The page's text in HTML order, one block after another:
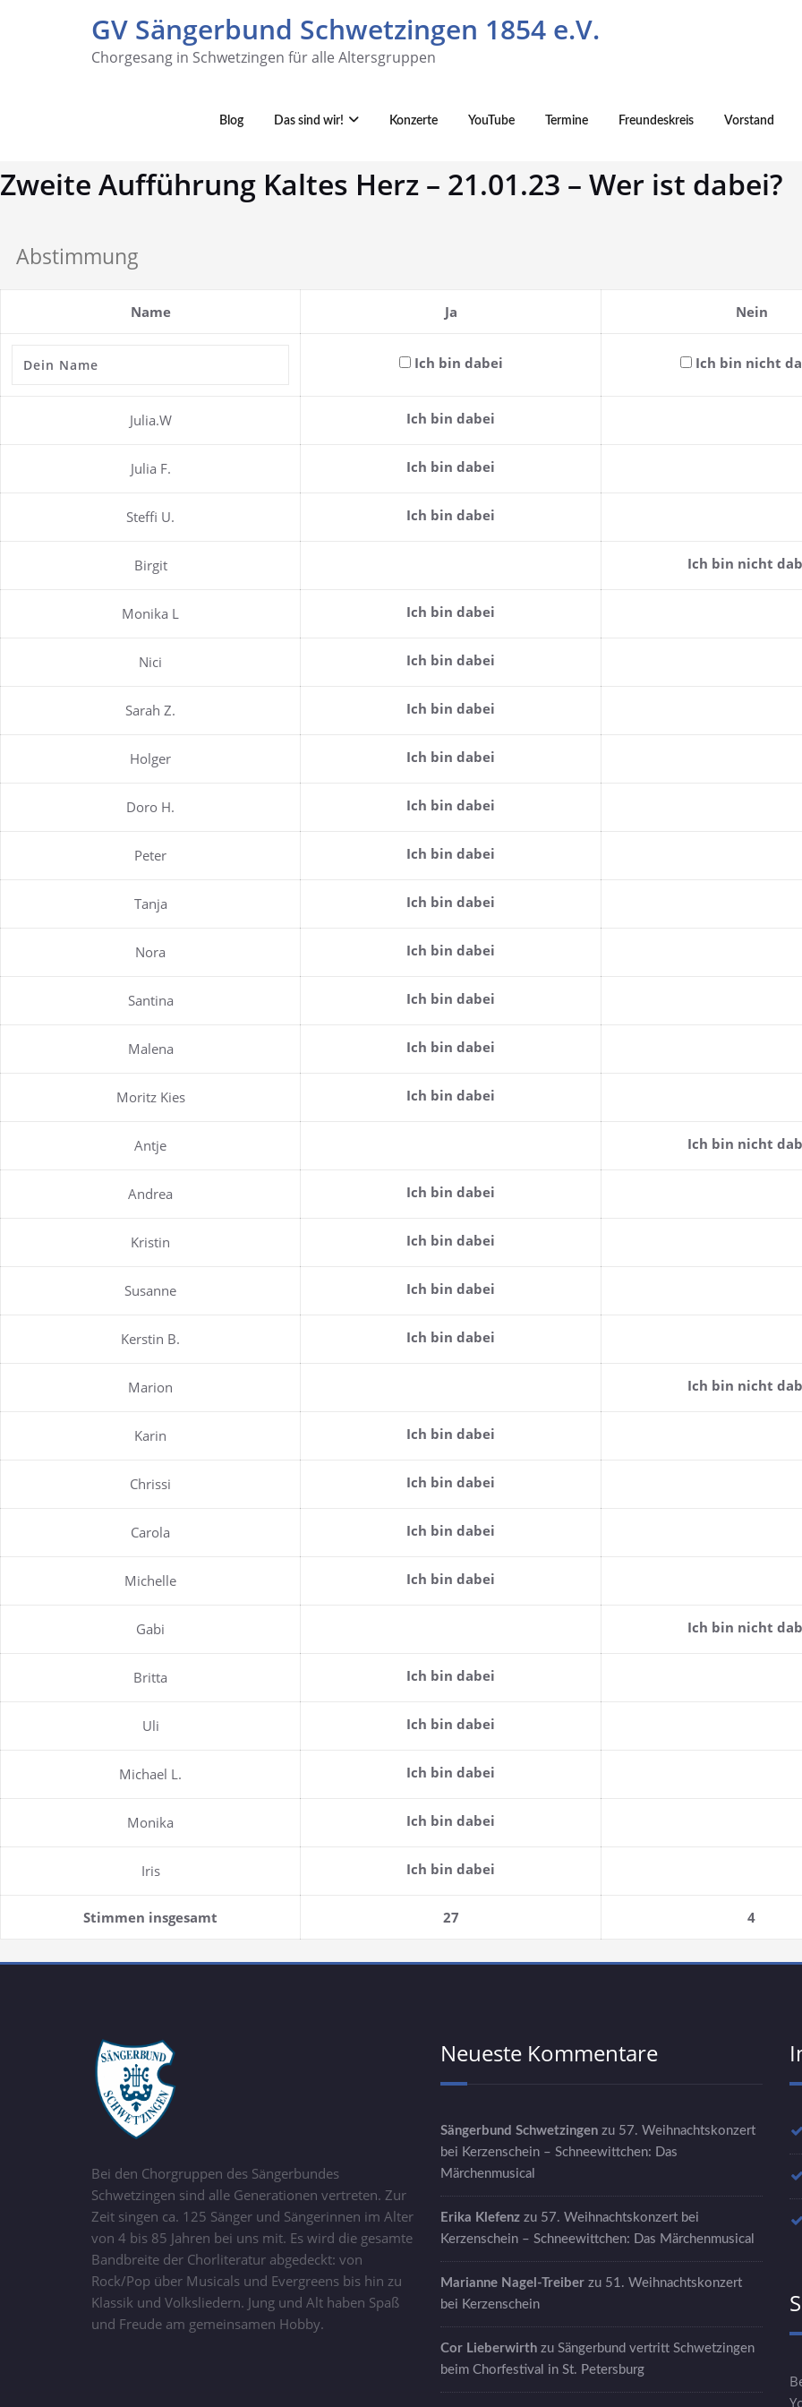
GV Sängerbund Schwetzingen 1854 e.V.
Chorgesang in Schwetzingen für alle Altersgruppen
Blog Das sind wir! Konzerte YouTube Termine Freundeskreis Vorstand
Zweite Aufführung Kaltes Herz – 21.01.23 – Wer ist dabei?
Abstimmung
Name Ja Nein
Ich bin dabei Ich bin nicht
Julia.W Ich bin dabei
Julia F. Ich bin dabei
Steffi U. Ich bin dabei
Birgit Ich bin nicht
Monika L Ich bin dabei
Nici Ich bin dabei
Sarah Z. Ich bin dabei
Holger Ich bin dabei
Doro H. Ich bin dabei
Peter Ich bin dabei
Tanja Ich bin dabei
Nora Ich bin dabei
Santina Ich bin dabei
Malena Ich bin dabei
Moritz Kies Ich bin dabei
Antje Ich bin nicht
Andrea Ich bin dabei
Kristin Ich bin dabei
Susanne Ich bin dabei
Kerstin B. Ich bin dabei
Marion Ich bin nicht
Karin Ich bin dabei
Chrissi Ich bin dabei
Carola Ich bin dabei
Michelle Ich bin dabei
Gabi Ich bin nicht
Britta Ich bin dabei
Uli Ich bin dabei
Michael L. Ich bin dabei
Monika Ich bin dabei
Iris Ich bin dabei
Stimmen insgesamt 27 4
Bei den Chorgruppen des Sängerbundes
Schwetzingen sind alle Generationen vertreten. Zur
Zeit singen ca. 125 Sänger und Sängerinnen im Alter
von 4 bis 85 Jahren bei uns mit. Es wird die gesamte
Bandbreite der Chorliteratur abgedeckt: von
Rock/Pop über Musicals und Evergreens bis hin zu
Klassik und Volksliedern. Jung und Alt haben Spaß
und Freude am gemeinsamen Hobby.
Neueste Kommentare
Sängerbund Schwetzingen zu 57. Weihnachtskonzert
bei Kerzenschein – Schneewittchen: Das
Märchenmusical
Erika Klefenz zu 57. Weihnachtskonzert bei
Kerzenschein – Schneewittchen: Das Märchenmusical
Marianne Nagel-Treiber zu 51. Weihnachtskonzert
bei Kerzenschein
Cor Lieberwirth zu Sängerbund vertritt Schwetzingen
beim Chorfestival in St. Petersburg